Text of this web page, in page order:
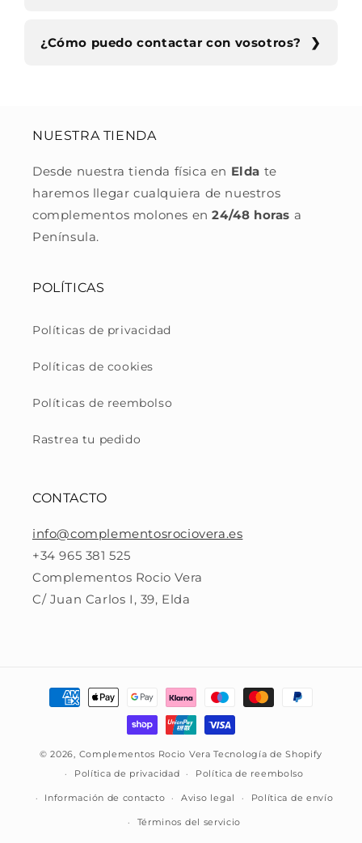
¿Cómo puedo contactar con vosotros?
NUESTRA TIENDA
Desde nuestra tienda física en Elda te
haremos llegar cualquiera de nuestros
complementos molones en24/48 horas a
Península.
POLÍTICAS
Políticas de privacidad
Políticas de cookies
Políticas de reembolso
Rastrea tu pedido
CONTACTO
info@complementosrociovera.es
+34 965 381 525
Complementos Rocio Vera
C/ Juan Carlos I, 39, Elda
Formas
© 2026, Complementos Rocio Vera Tecnología de Shopify
Política de privacidad
Política de reembolso
Información de contacto Aviso legal Política de envío
Términos del servicio